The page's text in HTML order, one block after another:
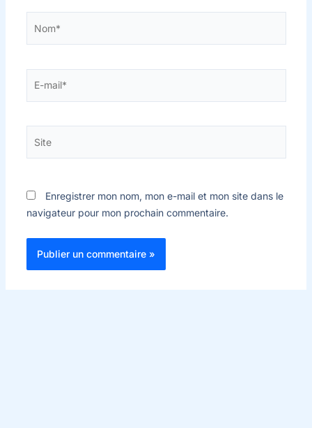
Enregistrer mon nom, mon e-mail et mon site dans le
navigateur pour mon prochain commentaire.